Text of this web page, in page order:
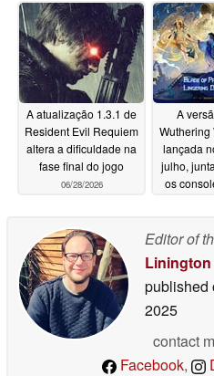
A atualização 1.3.1 de
Resident Evil Requiem
altera a dificuldade na
fase final do jogo
06/28/2026
A
Wuthering
lançada
julho,
os
Editor of
Linington
published
2025
contact
Facebook,